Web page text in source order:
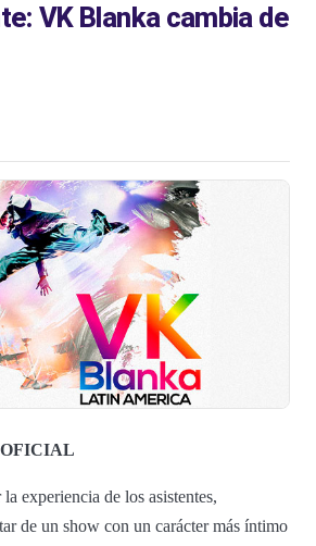
VK Blanka cambia de
OFICIAL
experiencia de los asistentes,
de un show con un carácter más íntimo